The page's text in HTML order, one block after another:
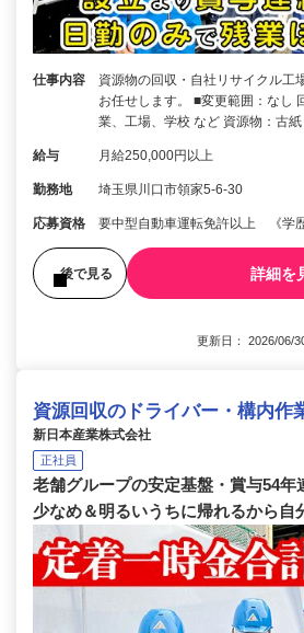
仕事内容
資源物の回収・自社リサイクル工
お任せします。 ■変更範囲：なし
業、工場、学校 など 資源物：古
給与 月給250,000円以上
勤務地 埼玉県川口市領家5-6-30
応募資格 要中型自動車運転免許以上 《学
後で見る 詳細を
更新日： 2026/06/
資源回収のドライバー・構内作
新日本産業株式会社
正社員
老舗グループの安定基盤・賞与54年
少なめ＆明るいうちに帰れるから